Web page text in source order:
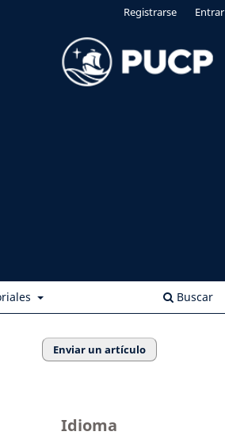
Buscar
Registrarse Entrar
Enviar un artículo
Idioma